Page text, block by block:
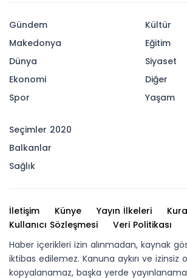
Gündem
Makedonya
Dünya
Ekonomi
Spor
Kültür
Eğitim
Siyaset
Diğer
Yaşam
Seçimler 2020
Balkanlar
Sağlık
İletişim Künye Yayın İlkeleri
Kullanıcı Sözleşmesi
Veri Politikası
Haber içerikleri izin alınmadan, kaynak
iktibas edilemez. Kanuna aykırı ve izinsiz
kopyalanamaz, başka yerde